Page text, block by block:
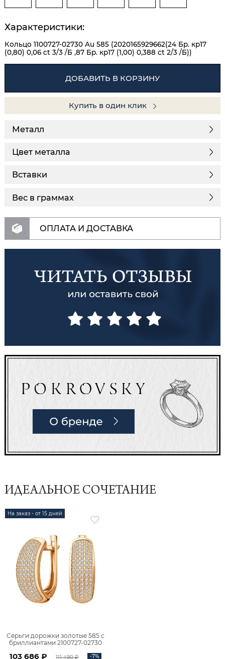
Характеристики:
Кольцо 1100727-02730 Au 585 (2020165929662(24 Бр. кр17
(0,80) 0,06 ct 3/3 /Б ,87 Бр. кр17 (1,00) 0,388 ct 2/3 /Б))
ДОБАВИТЬ В КОРЗИНУ
Купить в один клик
Металл
Цвет металла
Вставки
Вес в граммах
ОПЛАТА И ДОСТАВКА
ИДЕАЛЬНОЕ СОЧЕТАНИЕ
На заказ - от 15 дней
Серьги дорожки золотые 585 с
бриллиантами 2100727-02730
103 686 ₽ 111 490 ₽ -7%